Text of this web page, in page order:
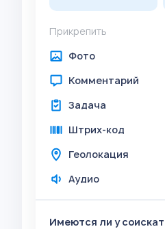
Прикрепить
Фото
Комментарий
Задача
Штрих-код
Геолокация
Аудио
Имеются ли у